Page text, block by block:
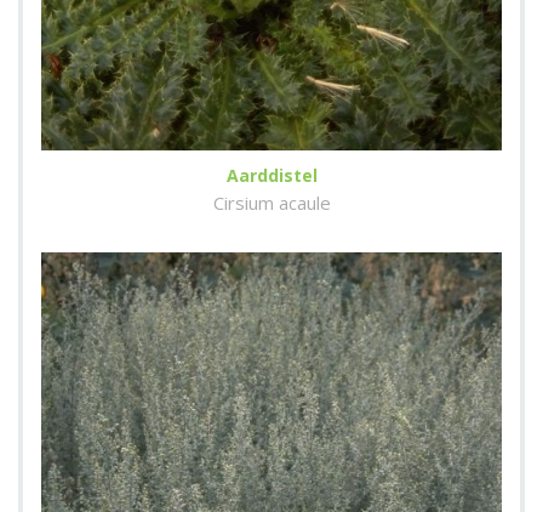
Aarddistel
Cirsium acaule